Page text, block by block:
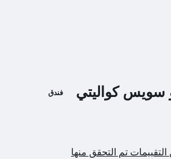
سويس كواليتي فندق